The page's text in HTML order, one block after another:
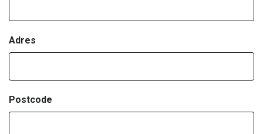
Adres
Postcode